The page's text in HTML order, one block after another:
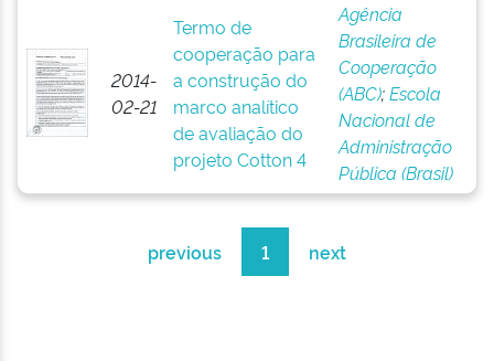
2014-
02-21
Termo de
cooperação para
a construção do
marco analítico
de avaliação do
projeto Cotton 4
Agência
Brasileira de
Cooperação
(ABC);Escola
Nacional de
Administração
Pública (Brasil)
previous 1 next